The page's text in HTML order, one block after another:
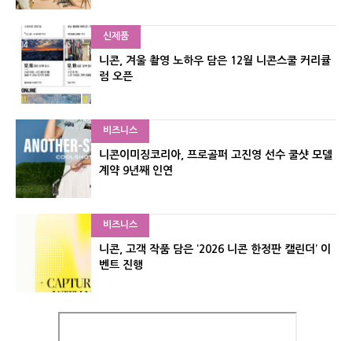
신제품
니콘, 겨울 촬영 노하우 담은 12월 니콘스쿨 커리큘
럼 오픈
비즈니스
니콘이미징코리아, 프로골퍼 고진영 선수 쿨샷 모델
계약 9년째 인연
비즈니스
니콘, 고객 작품 담은 ‘2026 니콘 한정판 캘린더’ 이
벤트 진행